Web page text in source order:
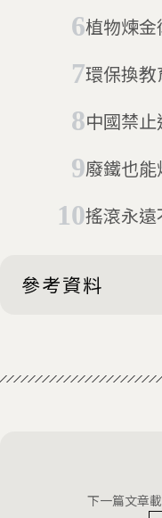
植物煉金術 南太平洋雨林會
環保換教
中國禁止進口
廢鐵也能煉成金 「
搖滾永
參考資料
action
Trends
下一篇文章